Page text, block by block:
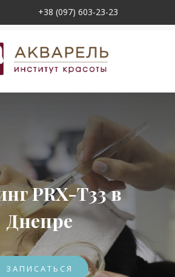
+38 (097) 603-23-23
PRX-T33 в
Днепре
ЗАПИСАТЬСЯ